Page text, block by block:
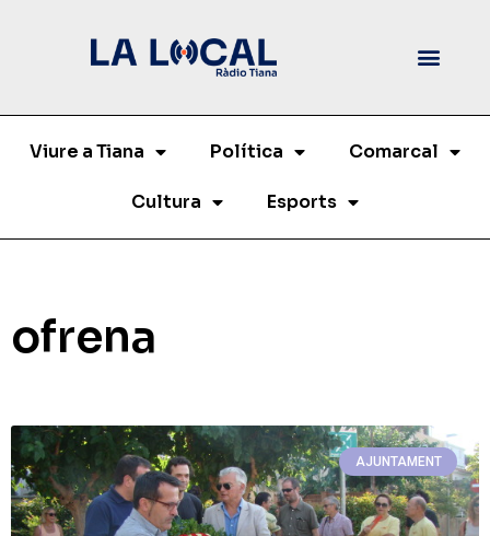
Viure a Tiana Política Comarcal
Cultura Esports
ofrena
AJUNTAMENT